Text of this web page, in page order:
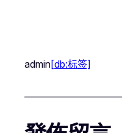
admin[db:标签]